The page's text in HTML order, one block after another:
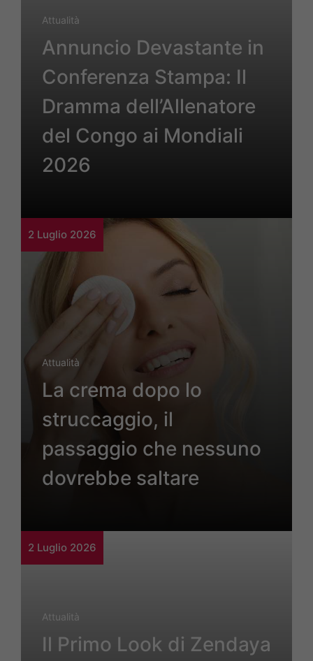
Attualità
Annuncio Devastante in
Conferenza Stampa: Il
Dramma dell’Allenatore
del Congo ai Mondiali
2026
2 Luglio 2026
Attualità
La crema dopo lo
struccaggio, il
passaggio che nessuno
dovrebbe saltare
2 Luglio 2026
Attualità
Il Primo Look di Zendaya